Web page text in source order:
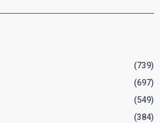
(739)
(697)
(549)
(384)